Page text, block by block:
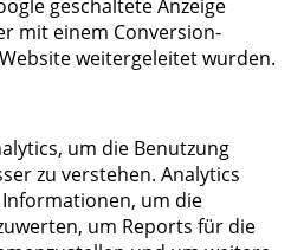
geschaltete Anzeige
mit einem Conversion-
weitergeleitet wurden.
um die Benutzung
zu verstehen. Analytics
um die
um Reports für die